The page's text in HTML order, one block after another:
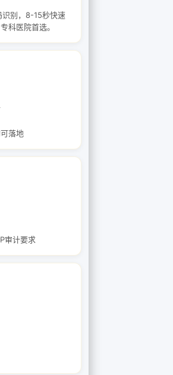
识别，8-15秒快速
科医院首选。
落地
审计要求